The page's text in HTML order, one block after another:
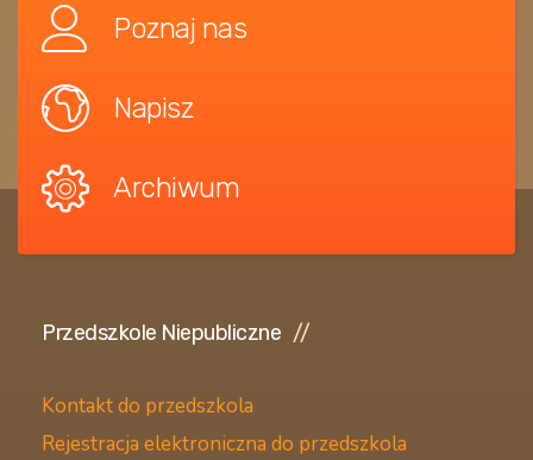
Poznaj nas
Napisz
Archiwum
Przedszkole Niepubliczne
Kontakt do przedszkola
Rejestracja elektroniczna do przedszkola